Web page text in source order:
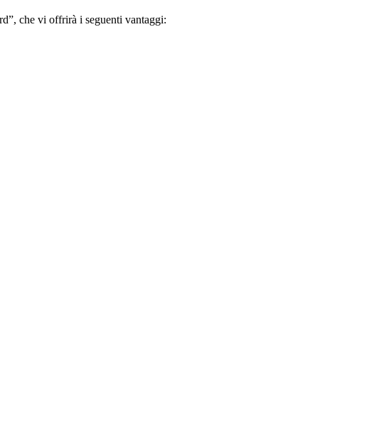
che vi offrirà i seguenti vantaggi: